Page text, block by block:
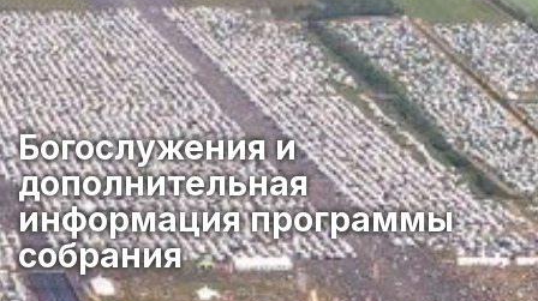
Богослужения и
дополнительная
информация программы
собрания